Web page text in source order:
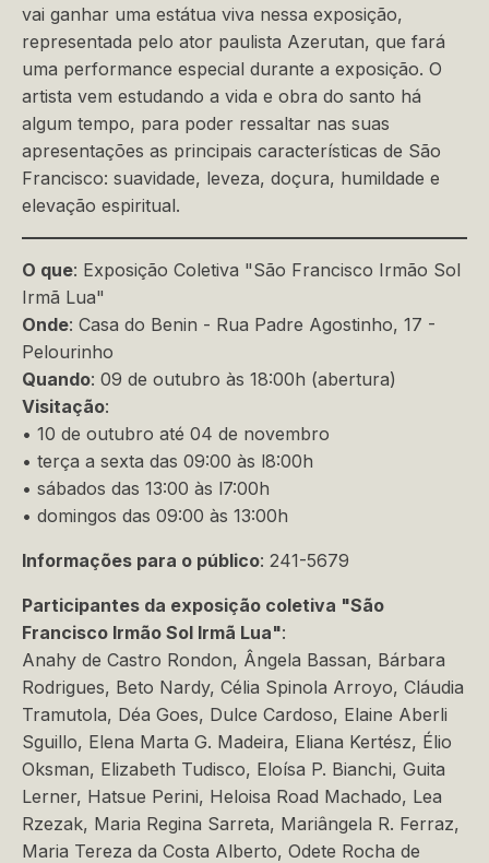
vai ganhar uma estátua viva nessa exposição,
representada pelo ator paulista Azerutan, que fará
uma performance especial durante a exposição. O
artista vem estudando a vida e obra do santo há
algum tempo, para poder ressaltar nas suas
apresentações as principais características de São
Francisco: suavidade, leveza, doçura, humildade e
elevação espiritual.
O que: Exposição Coletiva "São Francisco Irmão Sol
Irmã Lua"
Onde: Casa do Benin - Rua Padre Agostinho, 17 -
Pelourinho
Quando: 09 de outubro às 18:00h (abertura)
Visitação:
• 10 de outubro até 04 de novembro
• terça a sexta das 09:00 às l8:00h
• sábados das 13:00 às l7:00h
• domingos das 09:00 às 13:00h
Informações para o público: 241-5679
Participantes da exposição coletiva "São
Francisco Irmão Sol Irmã Lua":
Anahy de Castro Rondon, Ângela Bassan, Bárbara
Rodrigues, Beto Nardy, Célia Spinola Arroyo, Cláudia
Tramutola, Déa Goes, Dulce Cardoso, Elaine Aberli
Sguillo, Elena Marta G. Madeira, Eliana Kertész, Élio
Oksman, Elizabeth Tudisco, Eloísa P. Bianchi, Guita
Lerner, Hatsue Perini, Heloisa Road Machado, Lea
Rzezak, Maria Regina Sarreta, Mariângela R. Ferraz,
Maria Tereza da Costa Alberto, Odete Rocha de